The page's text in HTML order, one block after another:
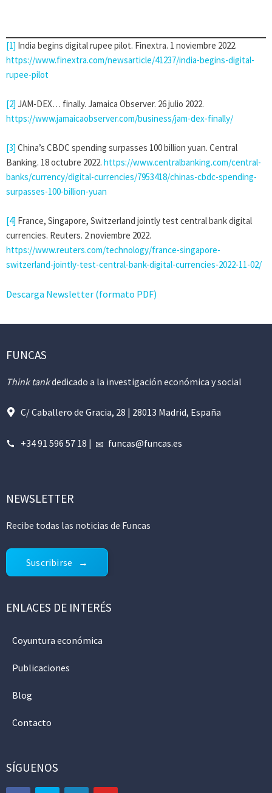
[1] India begins digital rupee pilot. Finextra. 1 noviembre 2022.
https://www.finextra.com/newsarticle/41237/india-begins-digital-
rupee-pilot
[2] JAM-DEX… finally. Jamaica Observer. 26 julio 2022.
https://www.jamaicaobserver.com/business/jam-dex-finally/
[3] China’s CBDC spending surpasses 100 billion yuan. Central
Banking. 18 octubre 2022. https://www.centralbanking.com/central-
banks/currency/digital-currencies/7953418/chinas-cbdc-spending-
surpasses-100-billion-yuan
[4] France, Singapore, Switzerland jointly test central bank digital
currencies. Reuters. 2 noviembre 2022.
https://www.reuters.com/technology/france-singapore-
switzerland-jointly-test-central-bank-digital-currencies-2022-11-02/
Descarga Newsletter (formato PDF)
FUNCAS
Think tankdedicado a la investigación económica y social
C/ Caballero de Gracia, 28 | 28013 Madrid, España
+34 91 596 57 18 | funcas@funcas.es
NEWSLETTER
Recibe todas las noticias de Funcas
Suscribirse
ENLACES DE INTERÉS
Coyuntura económica
Publicaciones
Blog
Contacto
SÍGUENOS